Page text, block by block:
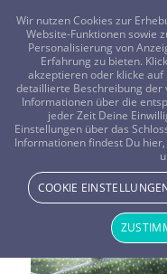
FRAGEN?
Das
Lachs
STERNE & PLANETEN
Wir nutzen Cookies zur
Website-Funktionen sowie
Personalisierung von
Erfahrung zu bieten.
akzeptieren oder klicke auf
detaillierte Beschreibung der
Informationen über die
jeder Zeit Deine
Einstellungen über das
Informationen findest Du
COOKIE